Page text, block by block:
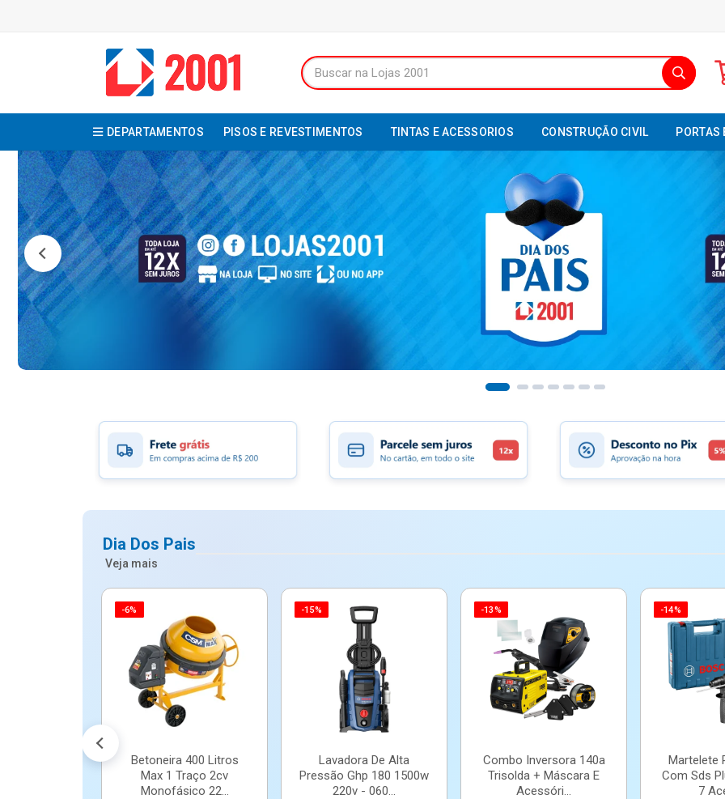
DEPARTAMENTOS PISOS E REVESTIMENTOS TINTAS E ACESSORIOS CONSTRUÇÃO CIVIL PORTAS
Dia Dos Pais
Veja mais
-6%
Betoneira 400 Litros
Max 1 Traço 2cv
Monofásico 22...
-15%
Lavadora De Alta
Pressão Ghp 180 1500w
220v - 060...
-13%
Combo Inversora 140a
Trisolda + Máscara E
Acessóri...
-14%
Martelete
Com Sds
7